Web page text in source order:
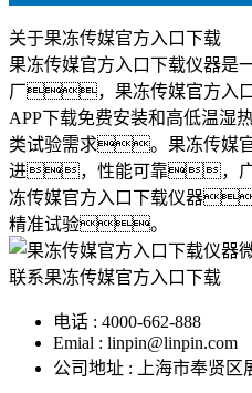
关于果冻传媒官方入口下载
果冻传媒官方入口下载仪器是
厂，果冻传媒官方入口
APP下载免费安装和高低温
类试验需求。果冻传媒
进，性能可靠，广
冻传媒官方入口下载仪器
精准试验。
联系果冻传媒官方入口下载
电话 : 4000-662-888
Emial : linpin@linpin.com
公司地址 : 上海市奉贤区